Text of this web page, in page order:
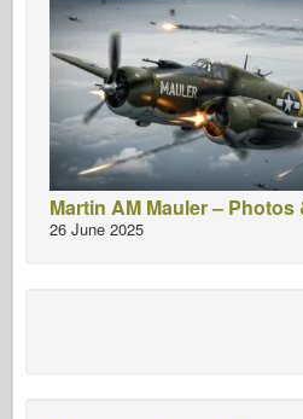
Martin AM Mauler – Photos
26 June 2025